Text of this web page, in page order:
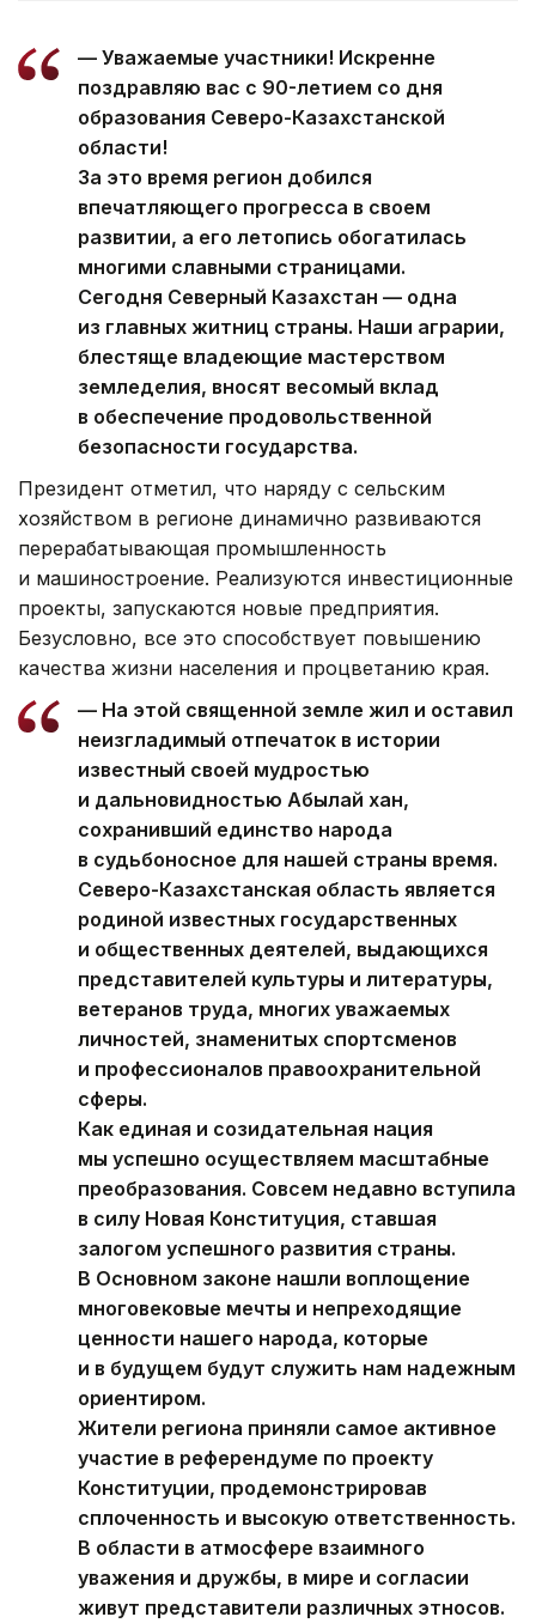
— Уважаемые участники! Искренне
поздравляю вас с 90-летием со дня
образования Северо-Казахстанской
области!
За это время регион добился
впечатляющего прогресса в своем
развитии, а его летопись обогатилась
многими славными страницами.
Сегодня Северный Казахстан — одна
из главных житниц страны. Наши аграрии,
блестяще владеющие мастерством
земледелия, вносят весомый вклад
в обеспечение продовольственной
безопасности государства.
Президент отметил, что наряду с сельским
хозяйством в регионе динамично развиваются
перерабатывающая промышленность
и машиностроение. Реализуются инвестиционные
проекты, запускаются новые предприятия.
Безусловно, все это способствует повышению
качества жизни населения и процветанию края.
— На этой священной земле жил и оставил
неизгладимый отпечаток в истории
известный своей мудростью
и дальновидностью Абылай хан,
сохранивший единство народа
в судьбоносное для нашей страны время.
Северо-Казахстанская область является
родиной известных государственных
и общественных деятелей, выдающихся
представителей культуры и литературы,
ветеранов труда, многих уважаемых
личностей, знаменитых спортсменов
и профессионалов правоохранительной
сферы.
Как единая и созидательная нация
мы успешно осуществляем масштабные
преобразования. Совсем недавно вступила
в силу Новая Конституция, ставшая
залогом успешного развития страны.
В Основном законе нашли воплощение
многовековые мечты и непреходящие
ценности нашего народа, которые
и в будущем будут служить нам надежным
ориентиром.
Жители региона приняли самое активное
участие в референдуме по проекту
Конституции, продемонстрировав
сплоченность и высокую ответственность.
В области в атмосфере взаимного
уважения и дружбы, в мире и согласии
живут представители различных этносов.